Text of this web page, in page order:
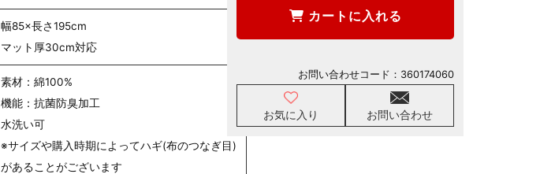
幅85×長さ195cm
マット厚30cm対応
素材：綿100%
機能：抗菌防臭加工
水洗い可
※サイズや購入時期によってハギ(布のつなぎ目)
があることがございます
カートに入れる
お気に入り お問い合わせ
お問い合わせコード： 360174060